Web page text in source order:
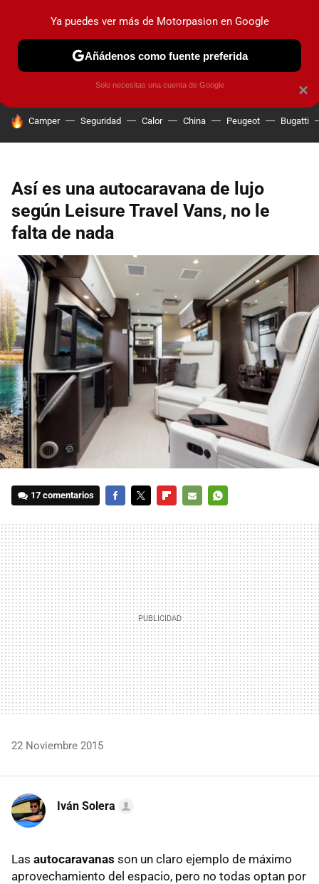
PRUEBAS COCHES ELÉCTRICOS OBSERVATORIO
HOY SE HABLA DE
Camper Seguridad Calor China Peugeot Bugatti
Así es una autocaravana de lujo
según Leisure Travel Vans, no le
falta de nada
17 comentarios
MAIL
22 Noviembre 2015
Iván Solera
Las autocaravanas son un claro ejemplo de máximo
aprovechamiento del espacio, pero no todas optan por
×
Ya puedes ver más de Motorpasion en Google
Añádenos como fuente preferida
Solo necesitas una cuenta de Google